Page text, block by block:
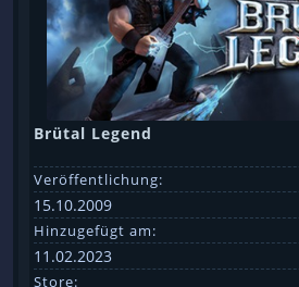
Brütal Legend
Veröffentlichung:
15.10.2009
Hinzugefügt am:
11.02.2023
Store: